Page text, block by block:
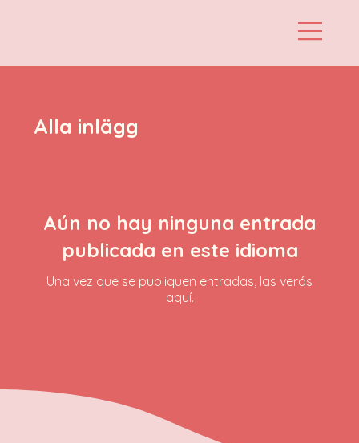
Alla inlägg
Aún no hay ninguna entrada
publicada en este idioma
Una vez que se publiquen entradas, las verás
aquí.